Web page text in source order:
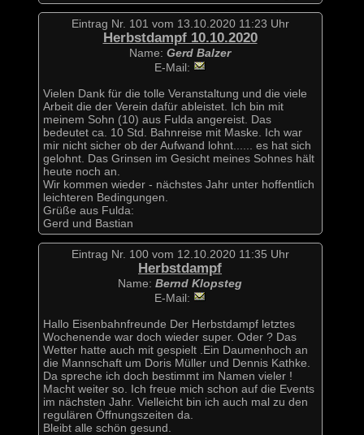
Eintrag Nr. 101 vom 13.10.2020 11:23 Uhr
Herbstdampf 10.10.2020
Name: Gerd Balzer
E-Mail:
Vielen Dank für die tolle Veranstaltung und die viele
Arbeit die der Verein dafür ableistet. Ich bin mit
meinem Sohn (10) aus Fulda angereist. Das
bedeutet ca. 10 Std. Bahnreise mit Maske. Ich war
mir nicht sicher ob der Aufwand lohnt...... es hat sich
gelohnt. Das Grinsen im Gesicht meines Sohnes hält
heute noch an.
Wir kommen wieder - nächstes Jahr unter hoffentlich
leichteren Bedingungen.
Grüße aus Fulda:
Gerd und Bastian
Eintrag Nr. 100 vom 12.10.2020 11:35 Uhr
Herbstdampf
Name: Bernd Klopsteg
E-Mail:
Hallo Eisenbahnfreunde Der Herbstdampf letztes
Wochenende war doch wieder super. Oder ? Das
Wetter hatte auch mit gespielt .Ein Daumenhoch an
die Mannschaft um Doris Müller und Dennis Kathke.
Da spreche ich doch bestimmt im Namen vieler !
Macht weiter so. Ich freue mich schon auf die Events
im nächsten Jahr. Vielleicht bin ich auch mal zu den
regulären Öffnungszeiten da.
Bleibt alle schön gesund.